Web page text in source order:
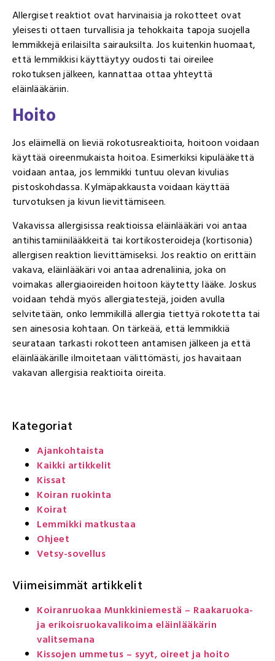
Allergiset reaktiot ovat harvinaisia ja rokotteet ovat
yleisesti ottaen turvallisia ja tehokkaita tapoja suojella
lemmikkejä erilaisilta sairauksilta. Jos kuitenkin huomaat,
että lemmikkisi käyttäytyy oudosti tai oireilee
rokotuksen jälkeen, kannattaa ottaa yhteyttä
eläinlääkäriin.
Hoito
Jos eläimellä on lieviä rokotusreaktioita, hoitoon voidaan
käyttää oireenmukaista hoitoa. Esimerkiksi kipulääkettä
voidaan antaa, jos lemmikki tuntuu olevan kivulias
pistoskohdassa. Kylmäpakkausta voidaan käyttää
turvotuksen ja kivun lievittämiseen.
Vakavissa allergisissa reaktioissa eläinlääkäri voi antaa
antihistamiinilääkkeitä tai kortikosteroideja (kortisonia)
allergisen reaktion lievittämiseksi. Jos reaktio on erittäin
vakava, eläinlääkäri voi antaa adrenaliinia, joka on
voimakas allergiaoireiden hoitoon käytetty lääke. Joskus
voidaan tehdä myös allergiatestejä, joiden avulla
selvitetään, onko lemmikillä allergia tiettyä rokotetta tai
sen ainesosia kohtaan. On tärkeää, että lemmikkiä
seurataan tarkasti rokotteen antamisen jälkeen ja että
eläinlääkärille ilmoitetaan välittömästi, jos havaitaan
vakavan allergisia reaktioita oireita.
Kategoriat
Ajankohtaista
Kaikki artikkelit
Kissat
Koiran ruokinta
Koirat
Lemmikki matkustaa
Ohjeet
Vetsy-sovellus
Viimeisimmät artikkelit
Koiranruokaa Munkkiniemestä – Raakaruoka-
ja erikoisruokavalikoima eläinlääkärin
valitsemana
Kissojen ummetus – syyt, oireet ja hoito